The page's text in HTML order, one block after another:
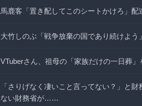
馬鹿客「置き配してこのシートかけろ」配
大竹しのぶ「戦争放棄の国であり続けよ
VTuberさん、祖母の「家族だけの一日葬
「さりげなく凄いこと言ってない？」と
ない財務省が……